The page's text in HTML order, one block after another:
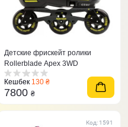
Детские фрискейт ролики
Rollerblade Apex 3WD
Кешбек 130 ₴
7800 ₴
Код: 1591